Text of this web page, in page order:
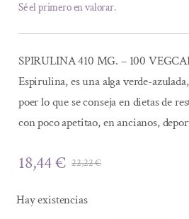
Sé el primero en valorar.
SPIRULINA 410 MG. – 100
Espirulina, es una alga verde-
poer lo que se conseja en dietas de
con poco apetitao, en ancianos,
22,22€El
18,44€
El
Hay existencias